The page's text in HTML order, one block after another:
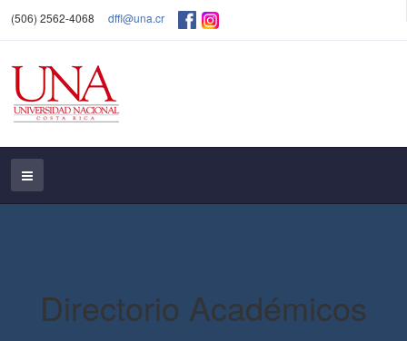
(506) 2562-4068 dffl@una.cr
Directorio Académicos